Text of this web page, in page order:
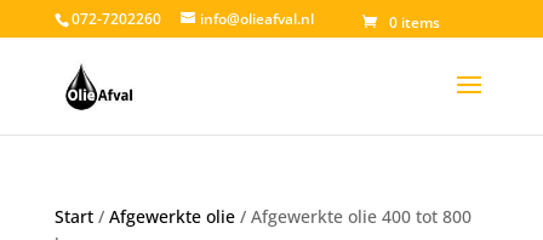
072-7202260 info@olieafval.nl 0 items
Start/ Afgewerkte olie/ Afgewerkte olie 400 tot 800